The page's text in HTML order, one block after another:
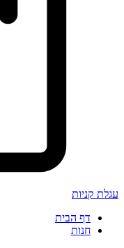
עגלת קניות
דף הבית
חנות